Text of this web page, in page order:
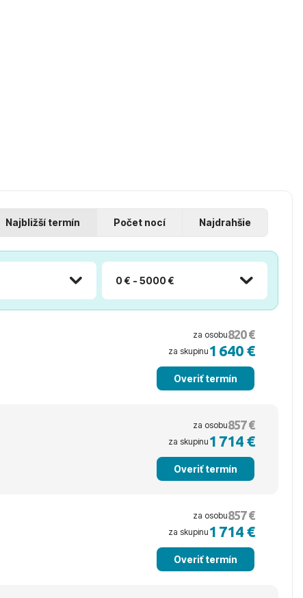
Najbližší termín Počet nocí Najdrahšie
0 € - 5000 €
za osobu820 €
za skupinu 1 640 €
Overiť termín
za osobu857 €
za skupinu 1 714 €
Overiť termín
za osobu857 €
za skupinu 1 714 €
Overiť termín